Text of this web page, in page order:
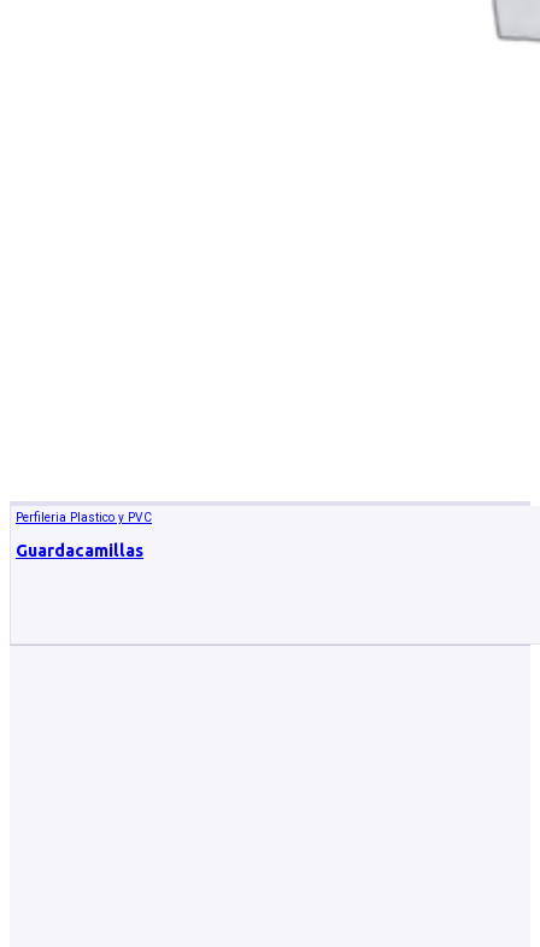
Perfileria Plastico y PVC
Guardacamillas